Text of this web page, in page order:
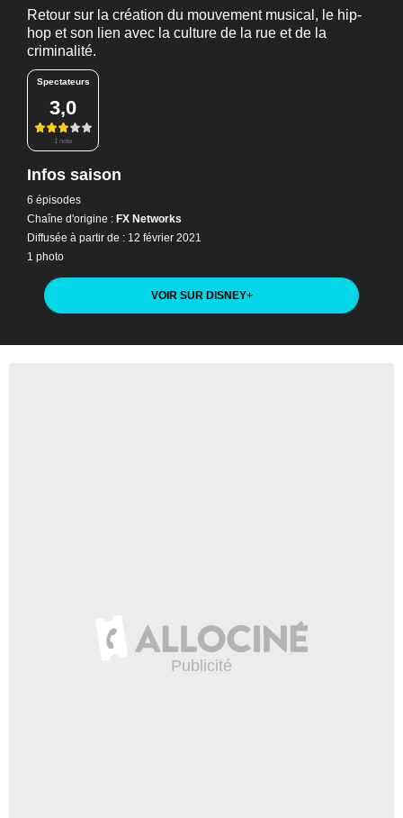
Retour sur la création du mouvement musical, le hip-
hop et son lien avec la culture de la rue et de la
criminalité.
Spectateurs
3,0
1 note
Infos saison
6 épisodes
Chaîne d'origine : FX Networks
Diffusée à partir de : 12 février 2021
1 photo
VOIR SUR DISNEY+